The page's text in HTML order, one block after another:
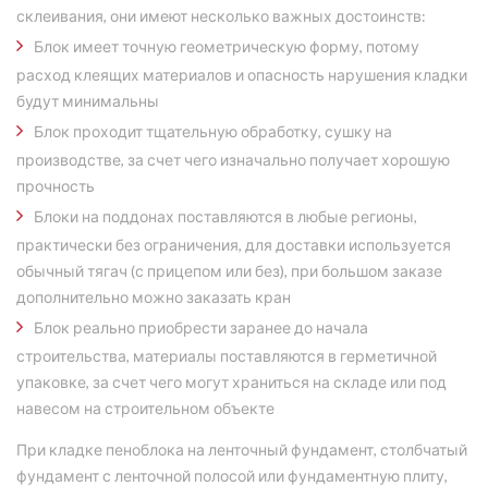
склеивания, они имеют несколько важных достоинств:
Блок имеет точную геометрическую форму, потому
расход клеящих материалов и опасность нарушения кладки
будут минимальны
Блок проходит тщательную обработку, сушку на
производстве, за счет чего изначально получает хорошую
прочность
Блоки на поддонах поставляются в любые регионы,
практически без ограничения, для доставки используется
обычный тягач (с прицепом или без), при большом заказе
дополнительно можно заказать кран
Блок реально приобрести заранее до начала
строительства, материалы поставляются в герметичной
упаковке, за счет чего могут храниться на складе или под
навесом на строительном объекте
При кладке пеноблока на ленточный фундамент, столбчатый
фундамент с ленточной полосой или фундаментную плиту,